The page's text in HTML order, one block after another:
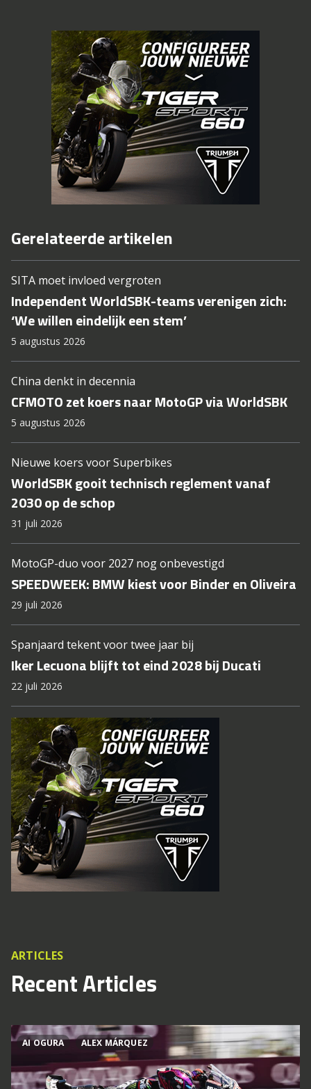
Gerelateerde artikelen
SITA moet invloed vergroten
Independent WorldSBK-teams verenigen zich:
‘We willen eindelijk een stem’
5 augustus 2026
China denkt in decennia
CFMOTO zet koers naar MotoGP via WorldSBK
5 augustus 2026
Nieuwe koers voor Superbikes
WorldSBK gooit technisch reglement vanaf
2030 op de schop
31 juli 2026
MotoGP-duo voor 2027 nog onbevestigd
SPEEDWEEK: BMW kiest voor Binder en Oliveira
29 juli 2026
Spanjaard tekent voor twee jaar bij
Iker Lecuona blijft tot eind 2028 bij Ducati
22 juli 2026
ARTICLES
Recent Articles
AI OGURA ALEX MÁRQUEZ